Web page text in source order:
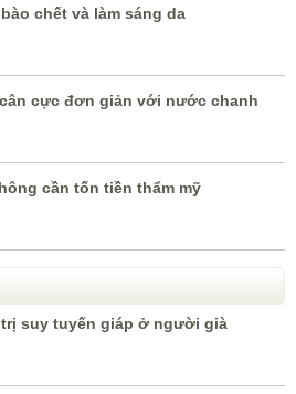
chết và làm sáng da
cực đơn giản với nước chanh
cần tốn tiền thẩm mỹ
suy tuyến giáp ở người già